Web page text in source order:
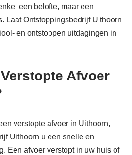
een belofte, maar een
Laat Ontstoppingsbedrijf Uithoorn
en ontstoppen uitdagingen in
Afvoer
verstopte afvoer in Uithoorn,
Uithoorn u een snelle en
Een afvoer verstopt in uw huis of